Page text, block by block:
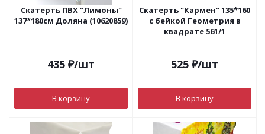
Скатерть ПВХ "Лимоны"
137*180см Доляна (10620859)
435 ₽/шт
В корзину
Скатерть "Кармен" 135*160
с бейкой Геометрия в
квадрате 561/1
525 ₽/шт
В корзину